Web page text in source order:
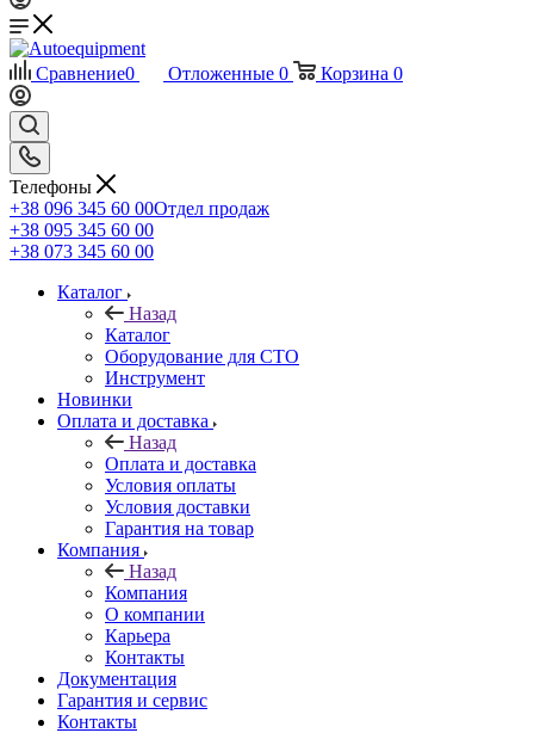
Сравнение0 Отложенные 0 Корзина 0
Телефоны
+38 096 345 60 00Отдел продаж
+38 095 345 60 00
+38 073 345 60 00
Каталог
Назад
Каталог
Оборудование для СТО
Инструмент
Новинки
Оплата и доставка
Назад
Оплата и доставка
Условия оплаты
Условия доставки
Гарантия на товар
Компания
Назад
Компания
О компании
Карьера
Контакты
Документация
Гарантия и сервис
Контакты